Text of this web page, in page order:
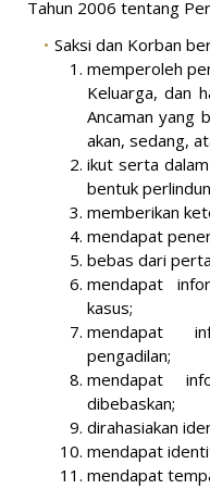
Tahun 2006 tentang
Saksi dan Korban
memperoleh
Keluarga, dan
Ancaman yang
akan, sedang,
ikut serta
bentuk
memberikan
mendapat
bebas dari
mendapat
kasus;
mendapat
pengadilan;
mendapat
dibebaskan;
dirahasiakan
mendapat
mendapat